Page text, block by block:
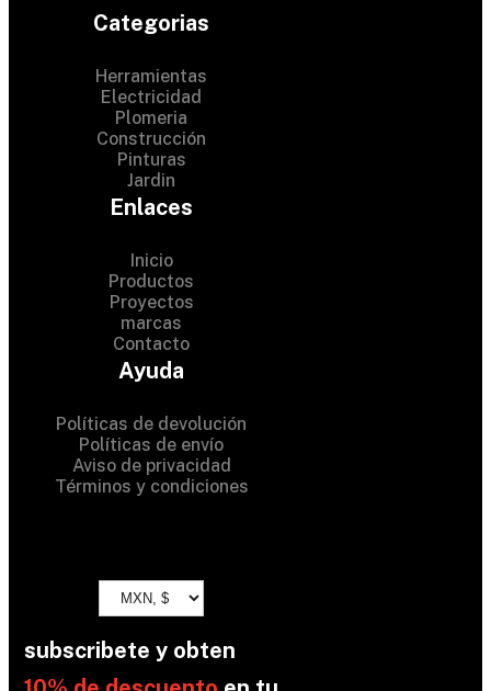
Categorias
Herramientas
Electricidad
Plomeria
Construcción
Pinturas
Jardin
Enlaces
Inicio
Productos
Proyectos
marcas
Contacto
Ayuda
Políticas de devolución
Políticas de envío
Aviso de privacidad
Términos y condiciones
subscribete y obten